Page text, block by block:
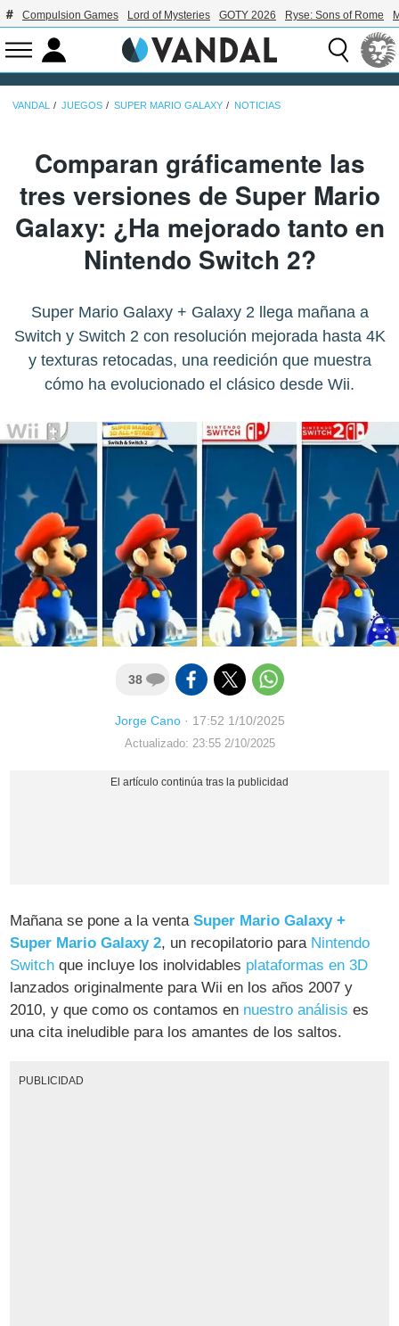
Compulsion Games Lord of Mysteries GOTY 2026 Ryse: Sons of Rome
VANDAL JUEGOS SUPER MARIO GALAXY NOTICIAS
Comparan gráficamente las
tres versiones de Super Mario
Galaxy: ¿Ha mejorado tanto en
Nintendo Switch 2?
Super Mario Galaxy + Galaxy 2 llega mañana a
Switch y Switch 2 con resolución mejorada hasta 4K
y texturas retocadas, una reedición que muestra
cómo ha evolucionado el clásico desde Wii.
38
Jorge Cano· 17:52 1/10/2025
Actualizado: 23:55 2/10/2025
Mañana se pone a la ventaSuper Mario Galaxy +
Super Mario Galaxy 2, un recopilatorio para Nintendo
Switch que incluye los inolvidables plataformas en 3D
lanzados originalmente para Wii en los años 2007 y
2010, y que como os contamos en nuestro análisis es
una cita ineludible para los amantes de los saltos.
PUBLICIDAD